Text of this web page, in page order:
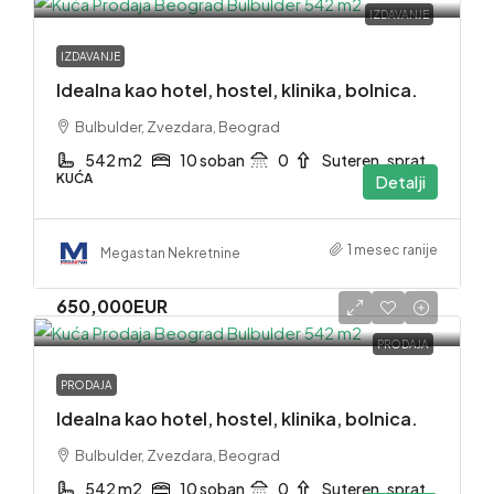
IZDAVANJE
IZDAVANJE
Idealna kao hotel, hostel, klinika, bolnica.
Bulbulder, Zvezdara, Beograd
542 m2 10 soban 0 Suteren. sprat
KUĆA Detalji
Megastan Nekretnine 1 mesec ranije
PRODAJA
650,000EUR
PRODAJA
Idealna kao hotel, hostel, klinika, bolnica.
Bulbulder, Zvezdara, Beograd
542 m2 10 soban 0 Suteren. sprat